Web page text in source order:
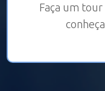
Faça um tour